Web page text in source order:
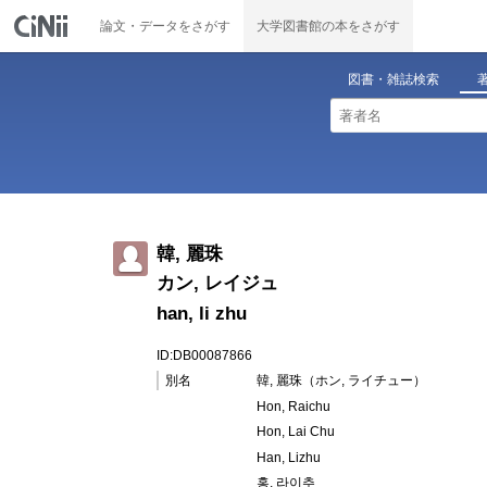
論文・データをさがす 大学図書館の本をさがす
図書・雑誌検索
韓, 麗珠
カン, レイジュ
han, li zhu
ID:DB00087866
別名
韓, 麗珠（ホン, ライチュー）
Hon, Raichu
Hon, Lai Chu
Han, Lizhu
홍, 라이추